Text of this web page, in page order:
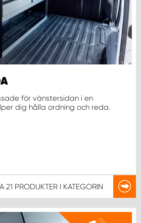
för vänstersidan i en
dig hålla ordning och reda.
21 PRODUKTER I KATEGORIN